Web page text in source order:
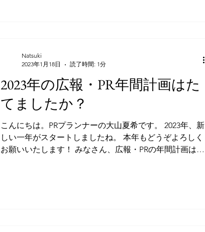
2023年の広報・PR年間計画はた
てましたか？
こんにちは。PRプランナーの大山夏希です。 2023年、新
しい一年がスタートしましたね。 本年もどうぞよろしく
お願いいたします！ みなさん、広報・PRの年間計画はた
Natsuki
2023年1月18日
読了時間: 1分